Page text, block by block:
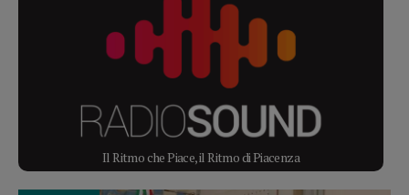
Il Ritmo che Piace, il Ritmo di Piacenza